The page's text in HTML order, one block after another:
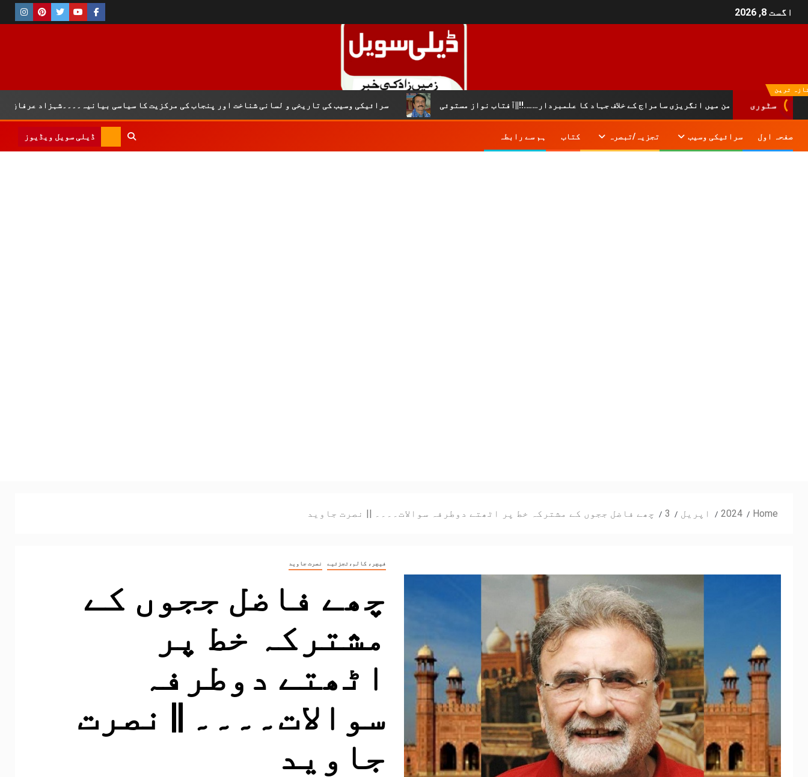
اگست 8, 2026
ترین
سٹوری سرائیکی وسیب کی تاریخی و لسانی شناخت اور پنجاب کی مرکزیت کا سیاسی بیانیہ۔۔۔۔شہزاد عرفان سلیمان کے دامن میں انگریزی سامراج کے خلاف جہاد کا علمبردار…….!!||آفتاب نواز مستوئی
صفحہ اول سرائیکی وسیب تجزیہ/تبصرہ کتاب ہم سے رابطہ ڈیلی سویل ویڈیوز
Home
2024 اپریل 3 چھے فاضل ججوں کے مشترکہ خط پر اٹھتے دوطرفہ سوالات۔۔۔۔ || نصرت جاوید
فیچر، کالم،تجزئیے نصرت جاوید
چھے فاضل ججوں کے
مشترکہ خط پر
اٹھتے دوطرفہ
سوالات۔۔۔۔ || نصرت
جاوید